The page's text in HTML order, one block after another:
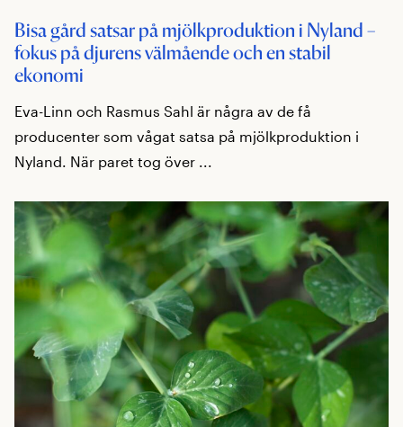
Bisa gård satsar på mjölkproduktion i Nyland –
fokus på djurens välmående och en stabil
ekonomi
Eva-Linn och Rasmus Sahl är några av de få
producenter som vågat satsa på mjölkproduktion i
Nyland. När paret tog över ...